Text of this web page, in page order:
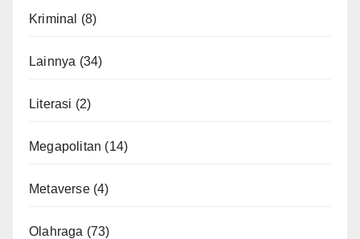
Kriminal (8)
Lainnya (34)
Literasi (2)
Megapolitan (14)
Metaverse(4)
Olahraga (73)